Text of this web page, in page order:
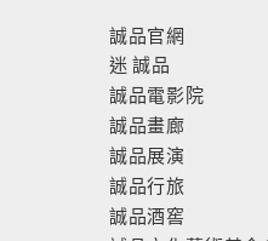
誠品官網
迷 誠品
誠品電影院
誠品畫廊
誠品展演
誠品行旅
誠品酒窖